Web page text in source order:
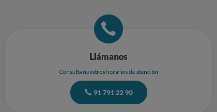
Llámanos
Consulta nuestros horarios de atención
91 791 22 90